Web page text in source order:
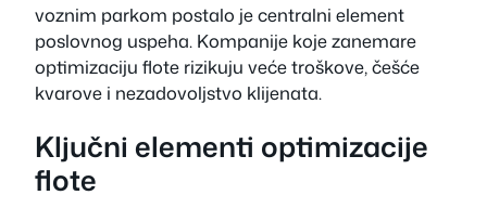
voznim parkom postalo je centralni element
poslovnog uspeha. Kompanije koje zanemare
optimizaciju flote rizikuju veće troškove, češće
kvarove i nezadovoljstvo klijenata.
Ključni elementi optimizacije
flote